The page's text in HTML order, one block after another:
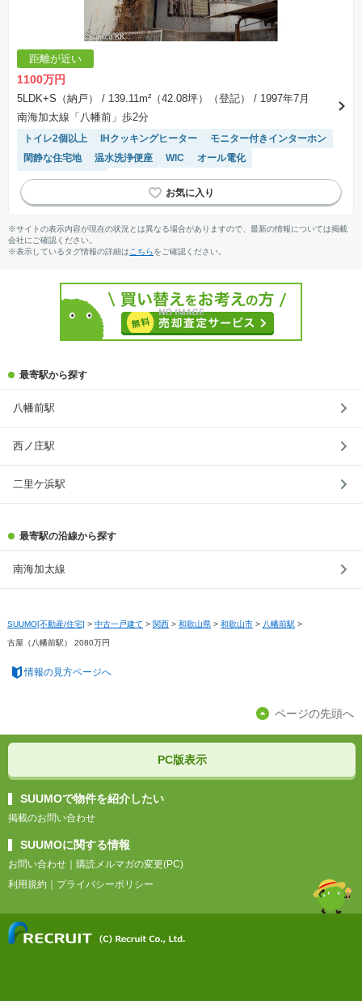
距離が近い
1100万円
5LDK+S（納戸） / 139.11m²（42.08坪）（登記）
/ 1997年7月
南海加太線「八幡前」歩2分
トイレ2個以上 IHクッキングヒーター
モニター付きインターホン
閑静な住宅地
温水洗浄便座 WIC
オール電化
システムキッチン
※サイトの表示内容が現在の状況とは異なる場合がありますので、最新の情報については掲載
会社にご確認ください。
※表示しているタグ情報の詳細は こちらをご確認ください。
最寄駅から探す
八幡前駅
西ノ庄駅
二里ケ浜駅
最寄駅の沿線から探す
南海加太線
SUUMO[不動産/住宅] > 中古一戸建て > 関西 > 和歌山県 > 和歌山市 > 八幡前駅 >
古屋（八幡前駅） 2080万円
情報の見方ページへ
ページの先頭へ
PC版表示
SUUMOで物件を紹介したい
掲載のお問い合わせ
SUUMOに関する情報
お問い合わせ
購読メルマガの変更(PC)
利用規約
プライバシーポリシー